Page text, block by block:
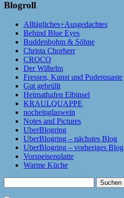
Blogroll
Alltägliches+Ausgedachtes
Behind Blue Eyes
Buddenbohm & Söhne
Christa Chorherr
CROCO
Der Wilhelm
Fressen, Kunst und Puderquaste
Gut gebrüllt
Heimathafen Elbinsel
KRAULQUAPPE
nocheinglaswein
Notes and Pictures
UberBlogring
UberBlogring – nächstes Blog
UberBlogring – vorheriges Blog
Vorspeisenplatte
Warme Küche
nach: